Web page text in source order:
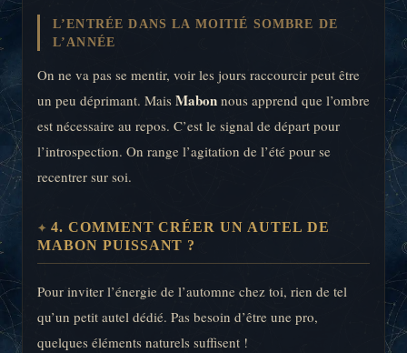
L’ENTRÉE DANS LA MOITIÉ SOMBRE DE
L’ANNÉE
On ne va pas se mentir, voir les jours raccourcir peut être
un peu déprimant. Mais Mabon nous apprend que l’ombre
est nécessaire au repos. C’est le signal de départ pour
l’introspection. On range l’agitation de l’été pour se
recentrer sur soi.
4. COMMENT CRÉER UN AUTEL DE
MABON PUISSANT ?
Pour inviter l’énergie de l’automne chez toi, rien de tel
qu’un petit autel dédié. Pas besoin d’être une pro,
quelques éléments naturels suffisent !